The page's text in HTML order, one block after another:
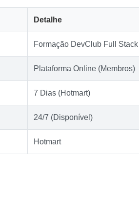
Detalhe
Formação DevClub Full
Plataforma Online (Membros)
7 Dias (Hotmart)
24/7 (Disponível)
Hotmart